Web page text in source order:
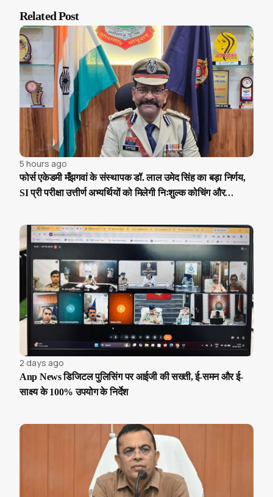
Related Post
5 hours ago
फोर्स एकेडमी मँझगवां के संस्थापक डॉ. लाल उमेद सिंह का बड़ा निर्णय,
SI प्री परीक्षा उत्तीर्ण अभ्यर्थियों को मिलेगी निःशुल्क कोचिंग और
2 days ago
Anp News डिजिटल पुलिसिंग पर आईजी की सख्ती, ई-समन और ई-
साक्ष्य के 100% उपयोग के निर्देश